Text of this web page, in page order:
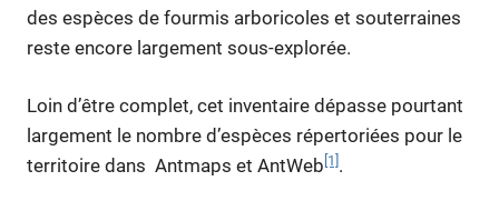
des espèces de fourmis arboricoles et souterraines
reste encore largement sous-explorée.
Loin d’être complet, cet inventaire dépasse pourtant
largement le nombre d’espèces répertoriées pour le
territoire dans Antmaps et AntWeb [1] .